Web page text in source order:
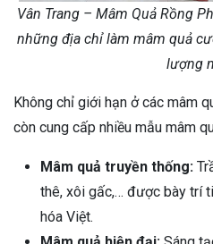
Vân Trang – Mâm Quả Rồng
những địa chỉ làm mâm quả
lượng
Không chỉ giới hạn ở các mâm
còn cung cấp nhiều mẫu mâm
Mâm quả truyền thống:
thê, xôi gấc,… được bày trí
hóa Việt.